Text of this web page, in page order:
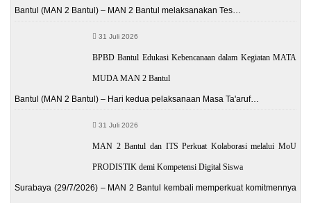
Bantul (MAN 2 Bantul) – MAN 2 Bantul melaksanakan Tes…
31 Juli 2026
BPBD Bantul Edukasi Kebencanaan dalam Kegiatan MATA
MUDA MAN 2 Bantul
Bantul (MAN 2 Bantul) – Hari kedua pelaksanaan Masa Ta'aruf…
31 Juli 2026
MAN 2 Bantul dan ITS Perkuat Kolaborasi melalui MoU
PRODISTIK demi Kompetensi Digital Siswa
Surabaya (29/7/2026) – MAN 2 Bantul kembali memperkuat komitmennya